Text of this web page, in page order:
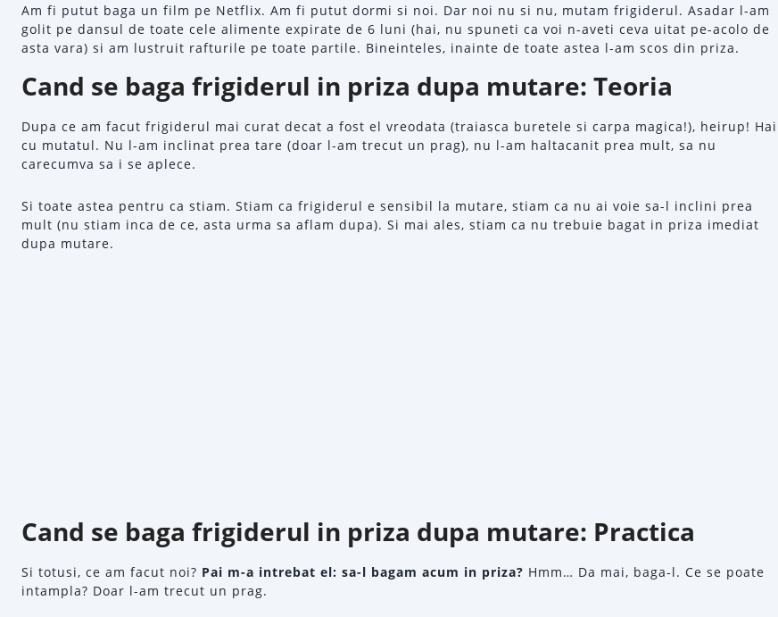
Am fi putut baga un film pe Netflix. Am fi putut dormi si noi. Dar noi nu si nu, mutam frigiderul. Asadar l-am
golit pe dansul de toate cele alimente expirate de 6 luni (hai, nu spuneti ca voi n-aveti ceva uitat pe-acolo de
asta vara) si am lustruit rafturile pe toate partile. Bineinteles, inainte de toate astea l-am scos din priza.
Cand se baga frigiderul in priza dupa mutare: Teoria
Dupa ce am facut frigiderul mai curat decat a fost el vreodata (traiasca buretele si carpa magica!), heirup! Hai
cu mutatul. Nu l-am inclinat prea tare (doar l-am trecut un prag), nu l-am haltacanit prea mult, sa nu
carecumva sa i se aplece.
Si toate astea pentru ca stiam. Stiam ca frigiderul e sensibil la mutare, stiam ca nu ai voie sa-l inclini prea
mult (nu stiam inca de ce, asta urma sa aflam dupa). Si mai ales, stiam ca nu trebuie bagat in priza imediat
dupa mutare.
Cand se baga frigiderul in priza dupa mutare: Practica
Si totusi, ce am facut noi? Pai m-a intrebat el: sa-l bagam acum in priza? Hmm… Da mai, baga-l. Ce se poate
intampla? Doar l-am trecut un prag.